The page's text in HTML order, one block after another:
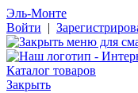
Эль-Монте
Войти |
Каталог товаров
Закрыть